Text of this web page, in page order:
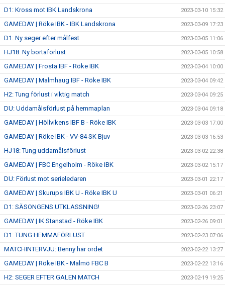
D1: Kross mot IBK Landskrona 2023-03-10 15:32
GAMEDAY | Röke IBK - IBK Landskrona 2023-03-09 17:23
D1: Ny seger efter målfest 2023-03-05 11:06
HJ18: Ny bortaförlust 2023-03-05 10:58
GAMEDAY | Frosta IBF - Röke IBK 2023-03-04 10:00
GAMEDAY | Malmhaug IBF - Röke IBK 2023-03-04 09:42
H2: Tung förlust i viktig match 2023-03-04 09:25
DU: Uddamålsförlust på hemmaplan 2023-03-04 09:18
GAMEDAY | Höllvikens IBF B - Röke IBK 2023-03-03 17:00
GAMEDAY | Röke IBK - VV-84 SK Bjuv 2023-03-03 16:53
HJ18: Tung uddamålsförlust 2023-03-02 22:38
GAMEDAY | FBC Engelholm - Röke IBK 2023-03-02 15:17
DU: Förlust mot serieledaren 2023-03-01 22:17
GAMEDAY | Skurups IBK U - Röke IBK U 2023-03-01 06:21
D1: SÄSONGENS UTKLASSNING! 2023-02-26 23:07
GAMEDAY | IK Stanstad - Röke IBK 2023-02-26 09:01
D1: TUNG HEMMAFÖRLUST 2023-02-23 07:06
MATCHINTERVJU: Benny har ordet 2023-02-22 13:27
GAMEDAY | Röke IBK - Malmö FBC B 2023-02-22 13:16
H2: SEGER EFTER GALEN MATCH 2023-02-19 19:25